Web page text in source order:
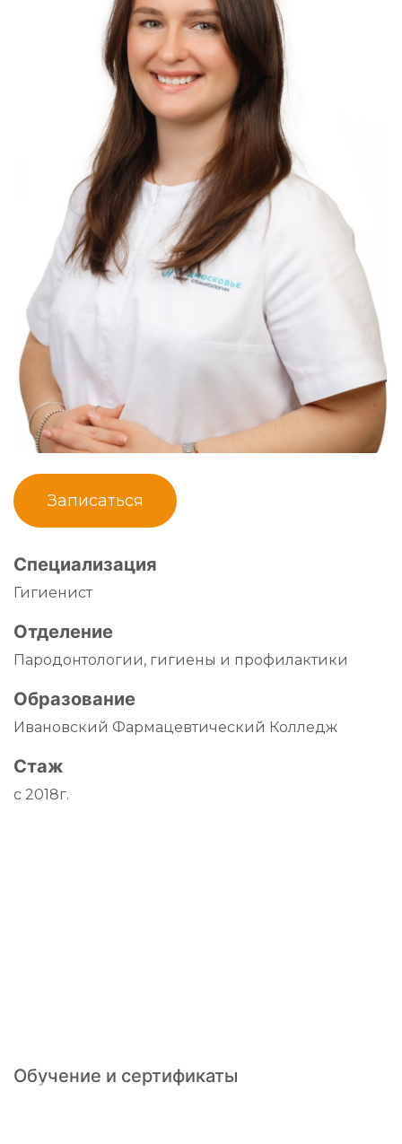
Записаться
Специализация
Гигиенист
Отделение
Пародонтологии, гигиены и профилактики
Образование
Ивановский Фармацевтический Колледж
Стаж
с 2018г.
Обучение и сертификаты